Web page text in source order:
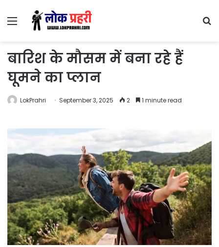
Menu
बारिश के मौसम में बना रहे हैं
घूमने का प्लान
LokPrahri September 3, 2025 2 1 minute read